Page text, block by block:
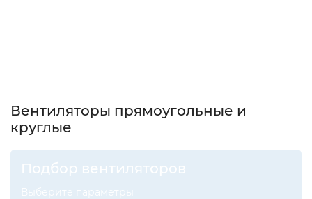
Вентиляторы прямоугольные и
круглые
Подбор вентиляторов
Выберите параметры